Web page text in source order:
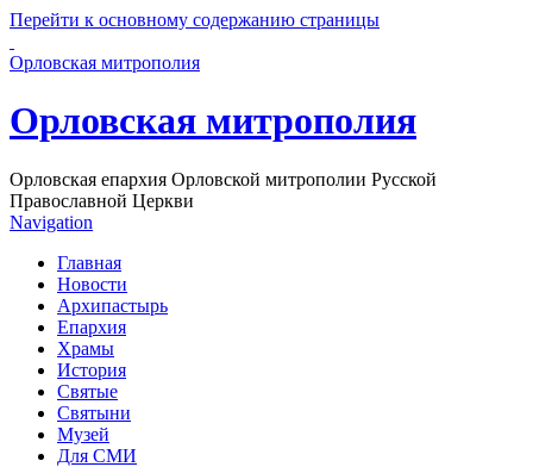
Перейти к основному содержанию страницы
Орловская митрополия
Орловская митрополия
Орловская епархия Орловской митрополии Русской
Православной Церкви
Navigation
Главная
Новости
Архипастырь
Епархия
Храмы
История
Святые
Святыни
Музей
Для СМИ